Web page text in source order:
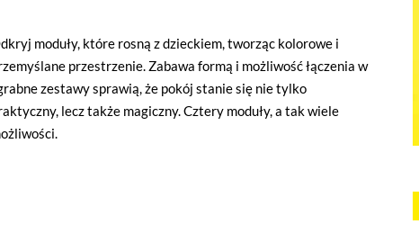
moduły, które rosną z dzieckiem, tworząc kolorowe i
przestrzenie. Zabawa formą i możliwość łączenia w
zestawy sprawią, że pokój stanie się nie tylko
lecz także magiczny. Cztery moduły, a tak wiele